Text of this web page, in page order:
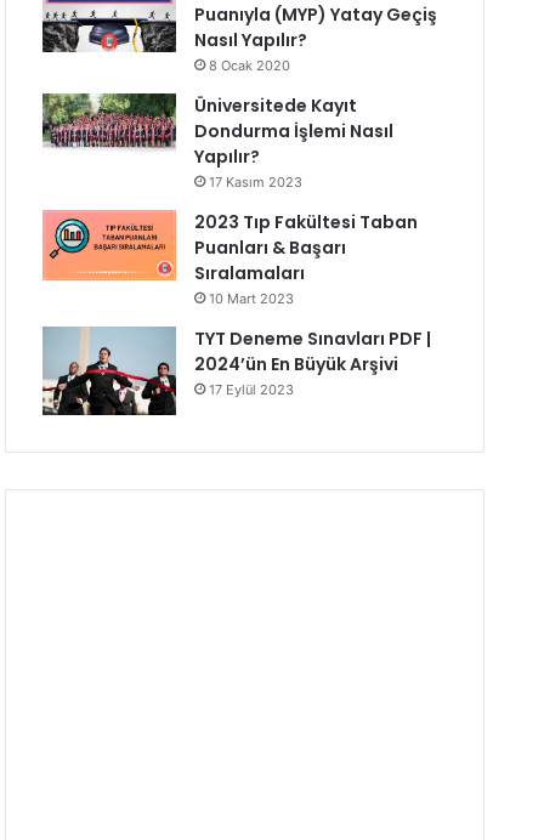
Puanıyla (MYP) Yatay Geçiş
Nasıl Yapılır?
8 Ocak 2020
Üniversitede Kayıt
Dondurma İşlemi Nasıl
Yapılır?
17 Kasım 2023
2023 Tıp Fakültesi Taban
Puanları & Başarı
Sıralamaları
10 Mart 2023
TYT Deneme Sınavları PDF |
2024’ün En Büyük Arşivi
17 Eylül 2023